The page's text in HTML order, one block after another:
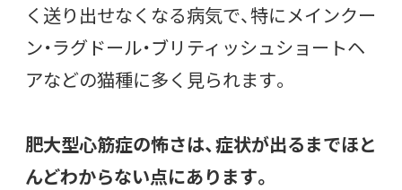
く送り出せなくなる病気で、特にメインクー
ン・ラグドール・ブリティッシュショートヘ
アなどの猫種に多く見られます。
肥大型心筋症の怖さは、症状が出るまでほと
んどわからない点にあります。